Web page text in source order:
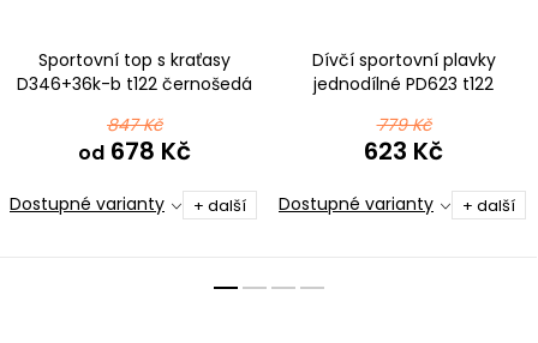
Sportovní top s kraťasy
D346+36k-b t122 černošedá
847 Kč
od 678 Kč
Dostupné varianty + další
Dívčí sportovní plavky
jednodílné PD623 t122
779 Kč
623 Kč
Dostupné varianty + další